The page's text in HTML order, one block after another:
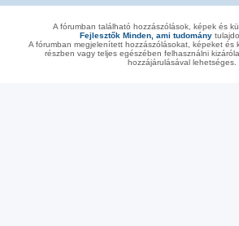
A fórumban található hozzászólások, képek és
Fejlesztők Minden, ami tudomány
A fórumban megjelenített hozzászólásokat, képeket és
részben vagy teljes egészében felhasználni
hozzájárulásával lehetséges.